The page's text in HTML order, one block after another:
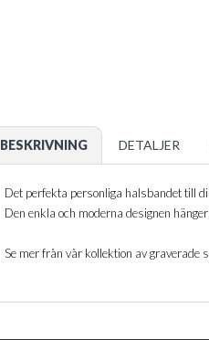
BESKRIVNING DETALJER
Det perfekta personliga halsbandet till
Den enkla och moderna designen
Se mer från vår kollektion av